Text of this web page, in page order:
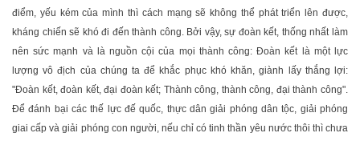
điểm, yếu kém của mình thì cách mạng sẽ không thể phát triển lên được,
kháng chiến sẽ khó đi đến thành công. Bởi vậy, sự đoàn kết, thống nhất làm
nên sức mạnh và là nguồn cội của mọi thành công: Đoàn kết là một lực
lượng vô địch của chúng ta để khắc phục khó khăn, giành lấy thắng lợi:
"Đoàn kết, đoàn kết, đại đoàn kết; Thành công, thành công, đại thành công".
Để đánh bại các thế lực đế quốc, thực dân giải phóng dân tộc, giải phóng
giai cấp và giải phóng con người, nếu chỉ có tinh thần yêu nước thôi thì chưa